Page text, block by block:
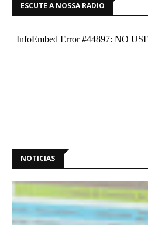
ESCUTE A NOSSA RADIO
NOTICIAS